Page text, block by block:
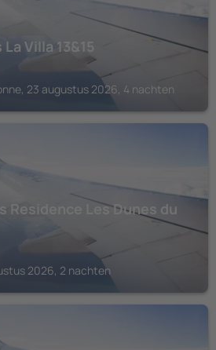
Villa 13&15
23 augustus 2026, 4 nachten
Residence Les Dunes du
2026, 2 nachten